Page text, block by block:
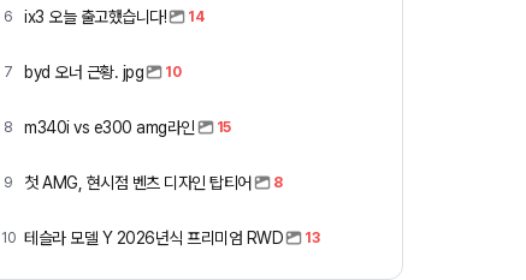
6 ix3 오늘 출고했습니다! 14
7 byd 오너 근황. jpg 10
8 m340i vs e300 amg라인 15
9 첫 AMG, 현시점 벤츠 디자인 탑티어 8
10 테슬라 모델 Y 2026년식 프리미엄 RWD 13